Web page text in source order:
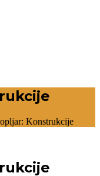
Konstrukcije